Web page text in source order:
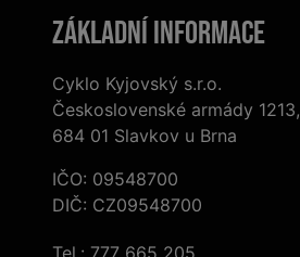
Základní informace
Cyklo Kyjovský s.r.o.
Československé armády 1213,
684 01 Slavkov u Brna
IČO: 09548700
DIČ: CZ09548700